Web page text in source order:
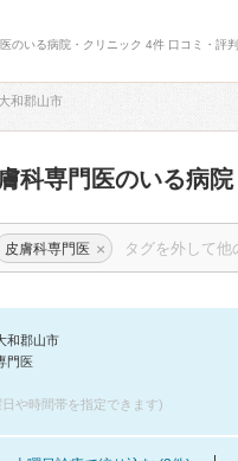
のいる病院・クリニック 4件 口コミ・評判
大和郡山市
科専門医のいる病
皮膚科専門医 ×
和郡山市
門医
日や時間帯を指定できます)